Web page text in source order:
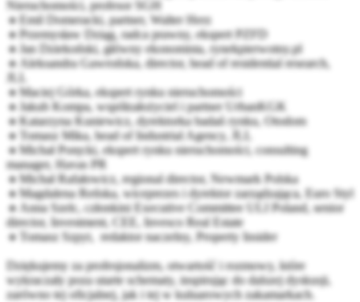
Nieruchomości, profesor SGH
🔹Emil Domeracki, partner, Walter Herz
🔹Przemysław Dziąg, radca prawny, ekspertPZFD
🔹Jan Dziekoński, główny ekonomista,rynekpierwotny.pl
🔹Aleksandra Gawrońska, director, head of residential research,
JLL
🔹Maciej Górka, ekspert rynku nieruchomości
🔹Jakub Kompa, współzałożyciel i partner
UrbanKGK
🔹Katarzyna Kuniewicz, dyrektorka badań rynku,
Otodom
🔹Tomasz Mika, head of Industrial Agency, JLL
🔹Michał Poręcki, ekspert rynku nieruchomości, consulting
manager, Havas PR
🔹Michał Rafałowicz, regional director, Newmark Polska
🔹Magdalena Reńska, wiceprezes i dyrektor zarządzająca, Euro Styl
🔹Anna Szelc, członkini Executive Committee
ULI Poland, senior
director, Investment, CEE, Invesco Real Estate
🔹Tomasz Szpyt, redaktor naczelny, Property Insider
Dziękujemy za profesjonalizm, otwartość i rozmowy, które
wykraczały poza utarte schematy, inspirując do dalszej dyskusji,
zarówno tej oficjalnej, jak i tej w kuluarowych zakamarkach.